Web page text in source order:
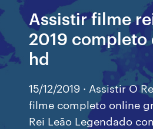
Assistir filme
2019 completo
hd
15/12/2019 · Assistir O
filme completo online
Rei Leão Legendado